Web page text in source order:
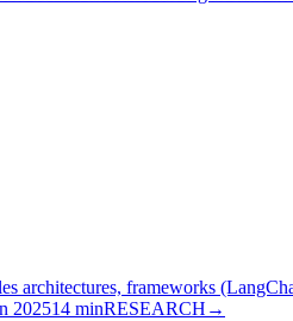
architectures, frameworks
202514 minRESEARCH →